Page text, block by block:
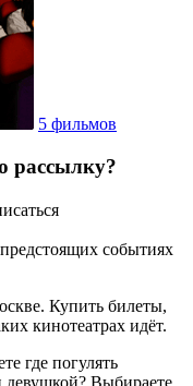
5 фильмов
рассылку?
событиях
Купить билеты,
кинотеатрах идёт.
где погулять
девушкой? Выбираете